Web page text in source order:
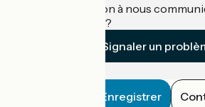
Une information à nous
établissement ?
Signaler un
Enregistrer